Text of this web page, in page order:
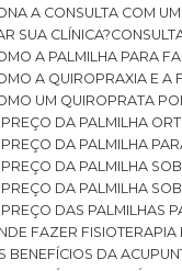
A CONSULTA COM
SUA CLÍNICA?
A PALMILHA PARA
A QUIROPRAXIA E
UM QUIROPRATA
PREÇO DA PALMILHA
PREÇO DA PALMILHA
PREÇO DA PALMILHA
PREÇO DA PALMILHA
PREÇO DAS PALMILHAS
FAZER
BENEFÍCIOS DA